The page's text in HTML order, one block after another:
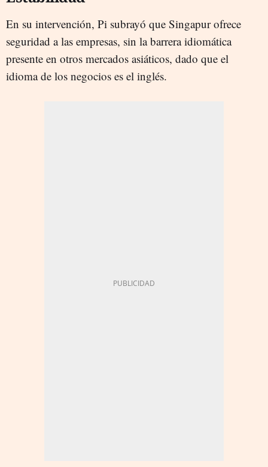
En su intervención, Pi subrayó que Singapur ofrece
seguridad a las empresas, sin la barrera idiomática
presente en otros mercados asiáticos, dado que el
idioma de los negocios es el inglés.